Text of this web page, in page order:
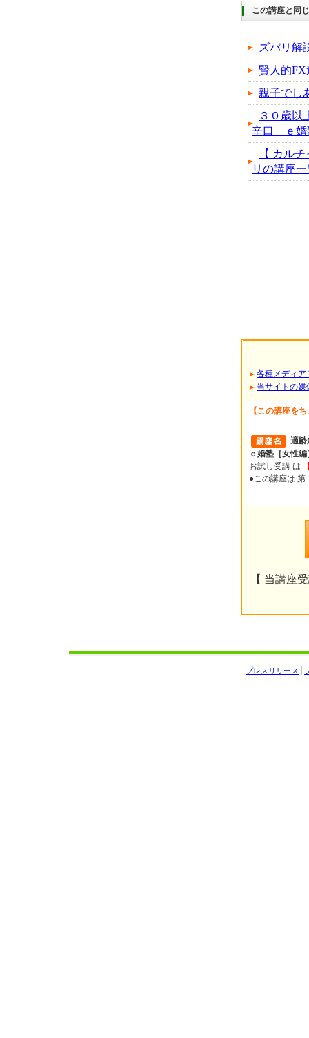
この講座と同
ズバリ解
賢人的FX
親子でし
３０歳
辛口 ｅ婚
【 カル
リの講座
各種メディア
当サイトの媒
【この講座を
適齢
ｅ婚塾［女性
お試し受講 は
●この講座は 第
【 当講座
プレスリリース